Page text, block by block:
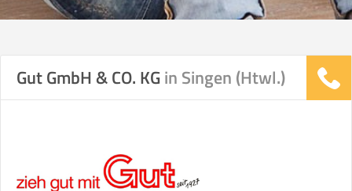
UMZUGSVERGLEICH
Umzugsdaten für Tragen und
Transportieren
Gut GmbH & CO. KGin Singen (Htwl.)